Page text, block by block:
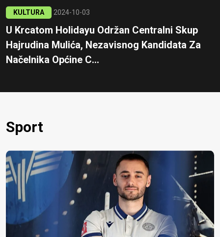
KULTURA 2024-10-03
U Krcatom Holidayu Održan Centralni Skup
Hajrudina Mulića, Nezavisnog Kandidata Za
Načelnika Općine C...
Sport